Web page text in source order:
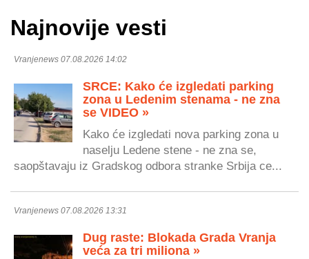
Najnovije vesti
Vranjenews 07.08.2026 14:02
SRCE: Kako će izgledati parking
zona u Ledenim stenama - ne zna
se VIDEO »
Kako će izgledati nova parking zona u
naselju Ledene stene - ne zna se,
saopštavaju iz Gradskog odbora stranke Srbija ce...
Vranjenews 07.08.2026 13:31
Dug raste: Blokada Grada Vranja
veća za tri miliona »